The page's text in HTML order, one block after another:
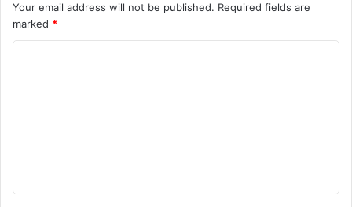
Your email address will not be published. Required fields are
marked *
t